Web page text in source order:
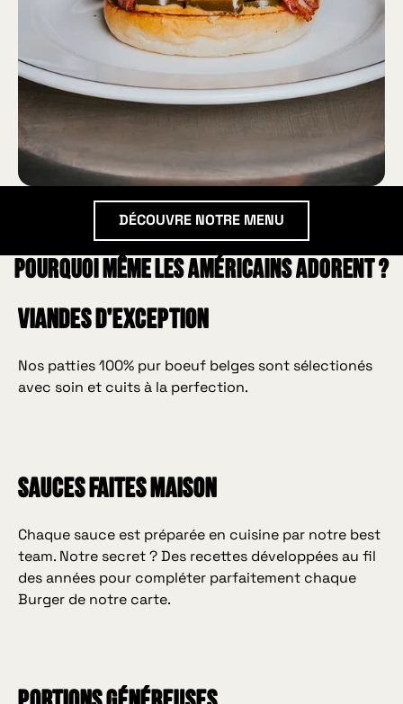
DÉCOUVRE NOTRE MENU
Pourquoi même les américains adorent ?
viandes d'exception
Nos patties 100% pur boeuf belges sont sélectionés
avec soin et cuits à la perfection.
sauces faites maison
Chaque sauce est préparée en cuisine par notre best
team. Notre secret ? Des recettes développées au fil
des années pour compléter parfaitement chaque
Burger de notre carte.